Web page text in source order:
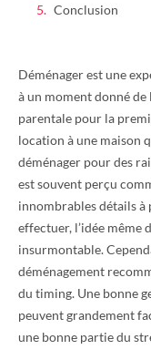
Conclusion
Déménager est une
à un moment donné de
parentale pour la
location à une maison
déménager pour des
est souvent perçu
innombrables détails à
effectuer, l’idée même
insurmontable.
déménagement
du timing. Une bonne
peuvent grandement
une bonne partie du